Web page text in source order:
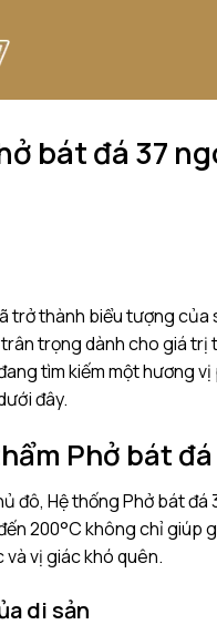
bát đá 37
trở thành biểu tượng
trọng dành cho giá
tìm kiếm một hương
đây.
Phở bát
đô, Hệ thống Phở bát
200°C không chỉ
vị giác khó quên.
di sản